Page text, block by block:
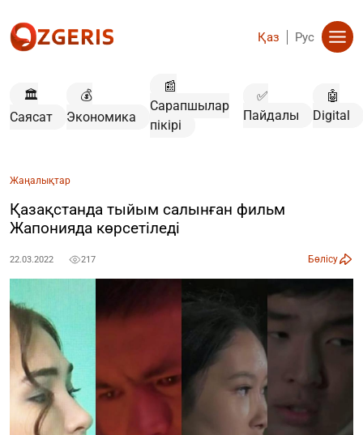
Қаз Рус
🏛️
Саясат
💰
Экономика
📰
Сарапшылар
пікірі
✅
Пайдалы
🤖
Digital
Жаңалықтар
Қазақстанда тыйым салынған фильм
Жапонияда көрсетіледі
22.03.2022 217 Бөлісу